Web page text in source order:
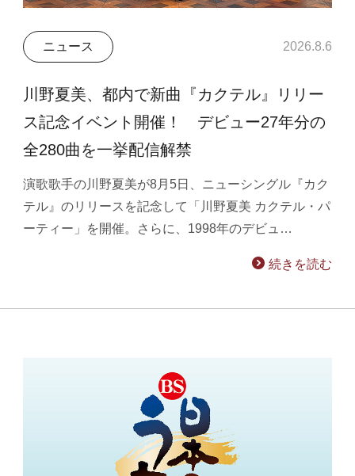
ニュース 2026.8.6
川野夏美、都内で新曲『カクテル』リリー
ス記念イベント開催！ デビュー27年分の
全280曲を一挙配信解禁
演歌歌手の川野夏美が8月5日、ニューシングル『カク
テル』のリリースを記念して「川野夏美 カクテル・パ
ーティー」を開催。さらに、1998年のデビュ…
続きを読む